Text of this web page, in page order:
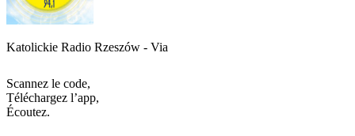
Katolickie Radio Rzeszów - Via
Scannez le code,
Téléchargez l’app,
Écoutez.